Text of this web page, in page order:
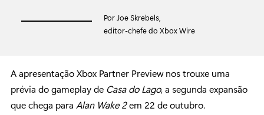
Por Joe Skrebels,
editor-chefe do Xbox Wire
A apresentação Xbox Partner Preview nos trouxe uma
prévia do gameplay de Casa do Lago, a segunda expansão
que chega para Alan Wake 2em 22 de outubro.